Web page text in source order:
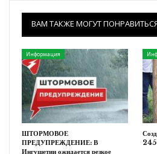
ВАМ ТАКЖЕ МОГУТ
Информация
ШТОРМОВОЕ
ПРЕДУПРЕЖДЕНИЕ: В
Ингушетии ожидается резкое